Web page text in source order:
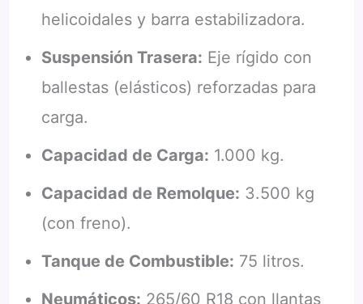
helicoidales y barra estabilizadora.
Suspensión Trasera: Eje rígido con
ballestas (elásticos) reforzadas para
carga.
Capacidad de Carga: 1.000 kg.
Capacidad de Remolque: 3.500 kg
(con freno).
Tanque de Combustible: 75 litros.
Neumáticos: 265/60 R18 con llantas